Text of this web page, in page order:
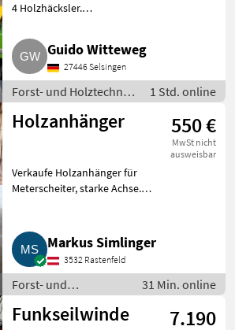
4 Holzhäcksler.
Uneingeschränkte
Konfiguration. Volle Zapfwelle,
Ersatzmesser und
Bedienungsanleitung ink
Guido Witteweg
27446 Selsingen
Forst- und Holztechnik
/ Hacker & Häcksler
1 Std. online
Holzanhänger 550 €
MwSt nicht
ausweisbar
Verkaufe Holzanhänger für
Meterscheiter, starke Achse.
ForstmaschinenMarkus Simlinger
3532 Rastenfeld
Forst- und
Holztechnik /
Sonstige
31 Min. online
Funkseilwinde
7.190